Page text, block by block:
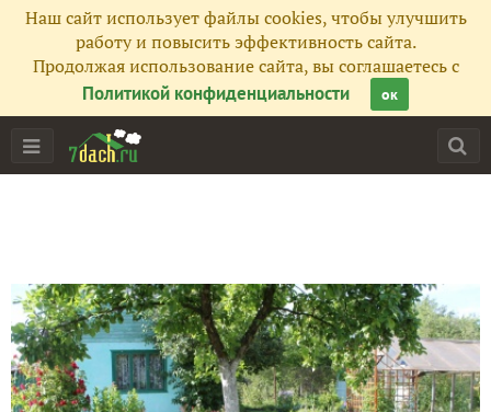
Наш сайт использует файлы cookies, чтобы улучшить
работу и повысить эффективность сайта.
Продолжая использование сайта, вы соглашаетесь с
Политикой конфиденциальности
ок
Все публикации 12
Фото 1012
Сейчас обсуждают